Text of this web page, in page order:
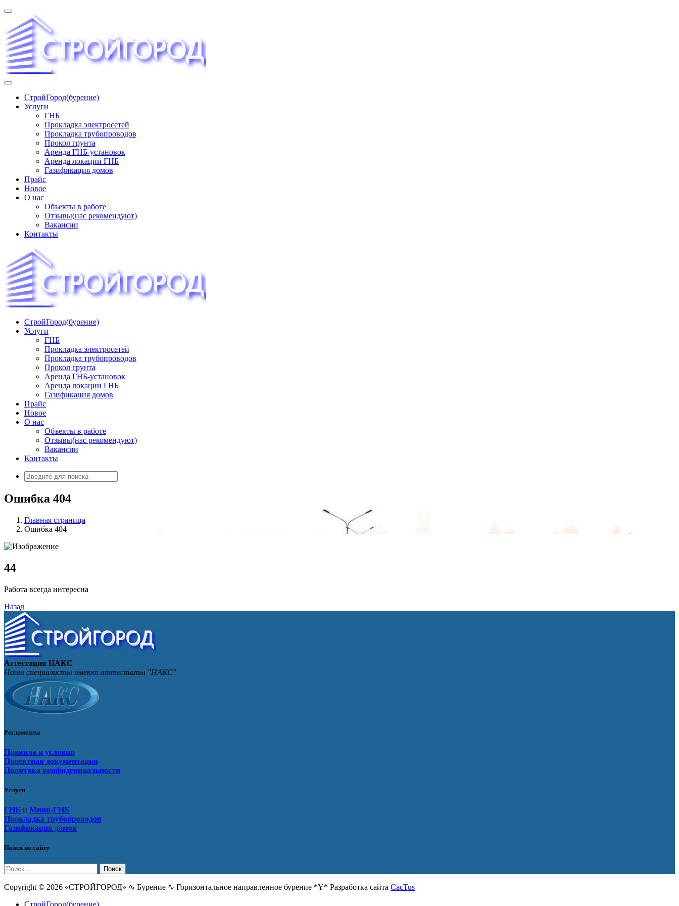
Перейти
содержимому
СтройГород(бурение)
Услуги
ГНБ
Прокладка электросетей
Прокладка трубопроводов
Прокол грунта
Аренда ГНБ-установок
Аренда локации ГНБ
Газификация домов
Прайс
Новое
О нас
Объекты в работе
Отзывы(нас рекомендуют)
Вакансии
Контакты
«СТРОЙГОРОД» ∿ Бурение ∿ ГНБ ∿ Прокладка трудопроводов ∿ Газификация жилого сектора ✆ +74951573444
СтройГород(бурение)
Услуги
ГНБ
Прокладка электросетей
Прокладка трубопроводов
Прокол грунта
Аренда ГНБ-установок
Аренда локации ГНБ
Газификация домов
Прайс
Новое
О нас
Объекты в работе
Отзывы(нас рекомендуют)
Вакансии
Контакты
Искать:
Ошибка 404
Главная страница
Ошибка 404
44
Работа всегда интересна
Назад
Аттестация НАКС
Наши специалисты имеют аттестаты "НАКС"
Регламенты
Правила и условия
Проектная документация
Политика конфиденциальности
Услуги
ГНБ и Мини-ГНБ
Прокладка трубопроводов
Газификация домов
Поиск по сайту
Найти:
Copyright © 2026 «СТРОЙГОРОД» ∿ Бурение ∿ Горизонтальное направленное бурение *Y* Разработка сайта CacTus
СтройГород(бурение)